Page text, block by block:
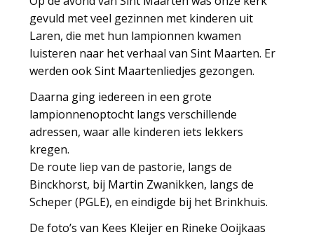
gevuld met veel gezinnen met kinderen uit
Laren, die met hun lampionnen kwamen
luisteren naar het verhaal van Sint Maarten. Er
werden ook Sint Maartenliedjes gezongen.
Daarna ging iedereen in een grote
lampionnenoptocht langs verschillende
adressen, waar alle kinderen iets lekkers
kregen.
De route liep van de pastorie, langs de
Binckhorst, bij Martin Zwanikken, langs de
Scheper (PGLE), en eindigde bij het Brinkhuis.
De foto’s van Kees Kleijer en Rineke Ooijkaas